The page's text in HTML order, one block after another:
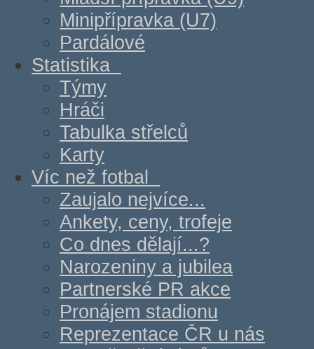
Minipřípravka (U7)
Pardálové
Statistika
Týmy
Hráči
Tabulka střelců
Karty
Víc než fotbal
Zaujalo nejvíce...
Ankety, ceny, trofeje
Co dnes dělají...?
Narozeniny a jubilea
Partnerské PR akce
Pronájem stadionu
Reprezentace ČR u nás